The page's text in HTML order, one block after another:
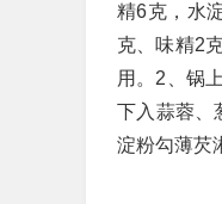
精6克，水
克、味精2
用。2、锅
下入蒜蓉、
淀粉勾薄芡